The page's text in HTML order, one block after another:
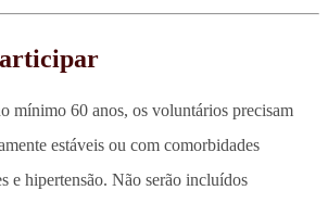
mínimo 60 anos, os voluntários precisam
estáveis ou com comorbidades
e hipertensão. Não serão incluídos